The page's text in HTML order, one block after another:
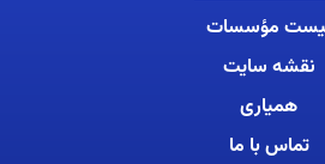
مؤسسات
نقشه سایت
همیاری
تماس با ما